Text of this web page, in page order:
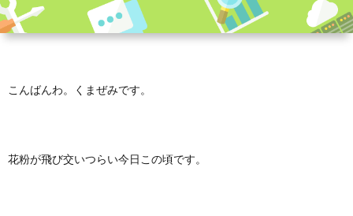
こんばんわ。くまぜみです。
花粉が飛び交いつらい今日この頃です。